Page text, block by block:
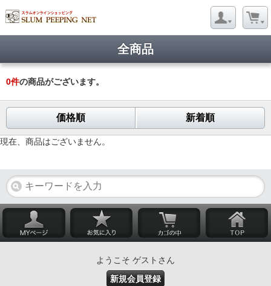
全商品
0件の商品がございます。
価格順 新着順
現在、商品はございません。
ようこそ ゲストさん
新規会員登録